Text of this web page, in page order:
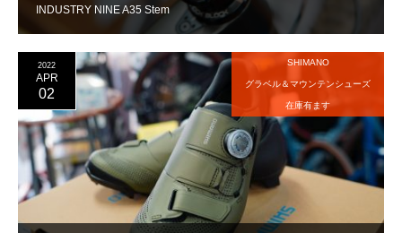
INDUSTRY NINE A35 Stem
2022
APR
02
SHIMANO
グラベル＆マウンテンシューズ
在庫有ます